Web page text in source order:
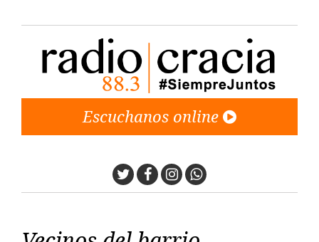
Escuchanos online
TwitterFacebook
Instagram
Whatsapp